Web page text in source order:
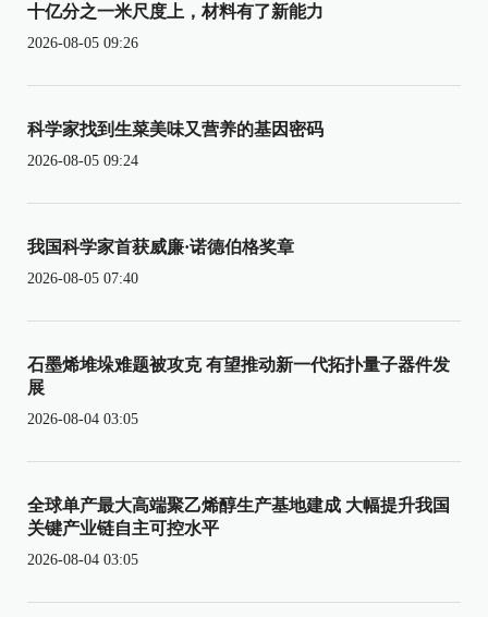
十亿分之一米尺度上，材料有了新能力
2026-08-05 09:26
科学家找到生菜美味又营养的基因密码
2026-08-05 09:24
我国科学家首获威廉·诺德伯格奖章
2026-08-05 07:40
石墨烯堆垛难题被攻克 有望推动新一代拓扑量子器件发
展
2026-08-04 03:05
全球单产最大高端聚乙烯醇生产基地建成 大幅提升我国
关键产业链自主可控水平
2026-08-04 03:05